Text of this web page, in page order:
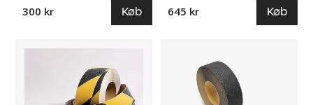
300 kr Køb
645 kr
Køb
Skridsikker